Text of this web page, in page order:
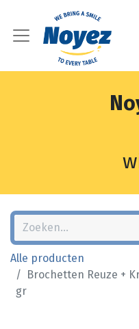
Alle producten
Brochetten Reuze +
gr